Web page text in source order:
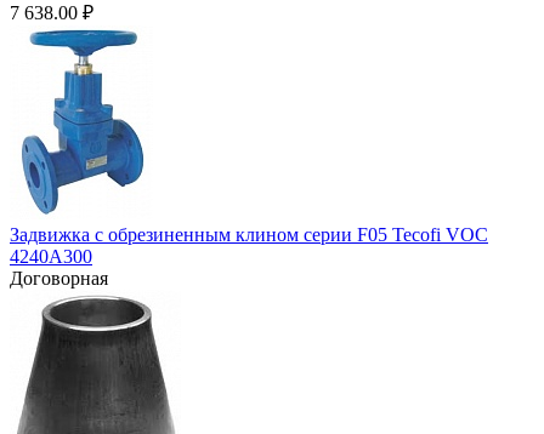
7 638.00 ₽
Задвижка с обрезиненным клином серии F05 Tecofi VOC
4240A300
Договорная